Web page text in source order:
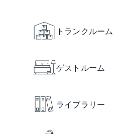
トランクルーム
ゲストルーム
ライブラリー